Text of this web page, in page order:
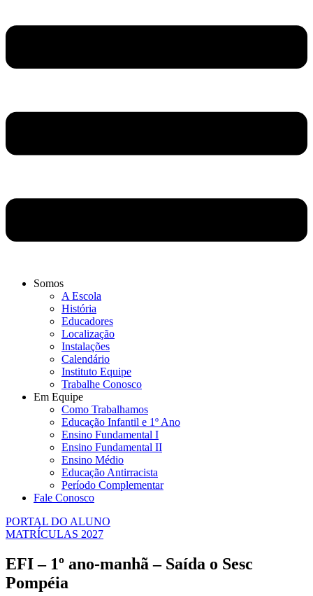
Somos
A Escola
História
Educadores
Localização
Instalações
Calendário
Instituto Equipe
Trabalhe Conosco
Em Equipe
Como Trabalhamos
Educação Infantil e 1º Ano
Ensino Fundamental I
Ensino Fundamental II
Ensino Médio
Educação Antirracista
Período Complementar
Fale Conosco
PORTAL DO ALUNO
MATRÍCULAS 2027
EFI – 1º ano-manhã – Saída o Sesc
Pompéia